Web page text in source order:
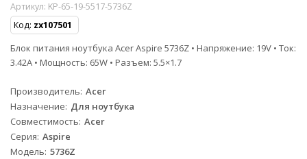
Артикул: KP-65-19-5517-5736Z
Код: zx107501
Блок питания ноутбука Acer Aspire 5736Z • Напряжение: 19V • Ток:
3.42A • Мощность: 65W • Разъем: 5.5×1.7
Производитель Acer
Назначение Для ноутбука
Совместимость Acer
Серия Aspire
Модель 5736Z